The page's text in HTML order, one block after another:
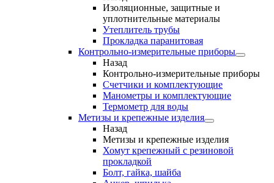
Изоляционные, защитные и
уплотнительные материалы
Утеплитель трубы
Прокладка паранитовая
Контрольно-измерительные приборы
Назад
Контрольно-измерительные приборы
Счетчики и комплектующие
Манометры и комплектующие
Термометр для воды
Метизы и крепежные изделия
Назад
Метизы и крепежные изделия
Хомут крепежный с резиновой
прокладкой
Болт, гайка, шайба